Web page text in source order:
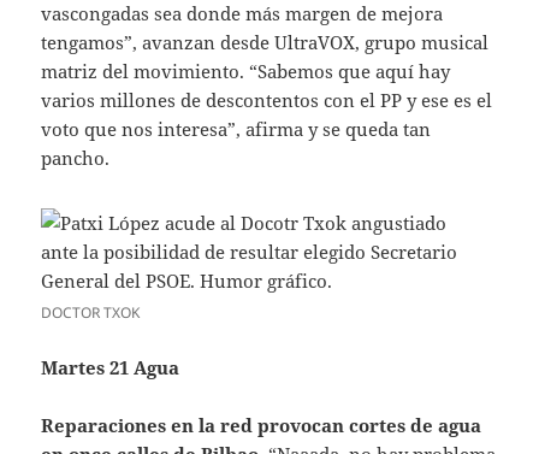
vascongadas sea donde más margen de mejora
tengamos”, avanzan desde UltraVOX, grupo musical
matriz del movimiento. “Sabemos que aquí hay
varios millones de descontentos con el PP y ese es el
voto que nos interesa”, afirma y se queda tan
pancho.
DOCTOR TXOK
Martes 21 Agua
Reparaciones en la red provocan cortes de agua